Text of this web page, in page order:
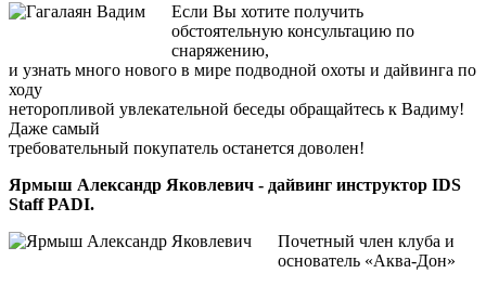
Если Вы хотите получить
обстоятельную консультацию по
снаряжению,
и узнать много нового в мире подводной охоты и дайвинга по
ходу
неторопливой увлекательной беседы обращайтесь к Вадиму!
Даже самый
требовательный покупатель останется доволен!
Ярмыш Александр Яковлевич - дайвинг инструктор IDS
Staff PADI.
Почетный член клуба и
основатель «Аква-Дон»